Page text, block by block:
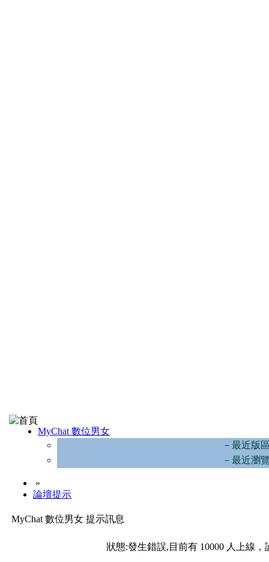
MyChat 數位男女
－最近版
－最近瀏
»
論壇提示
MyChat 數位男女 提示訊息
狀態:發生錯誤,目前有 10000 人上線